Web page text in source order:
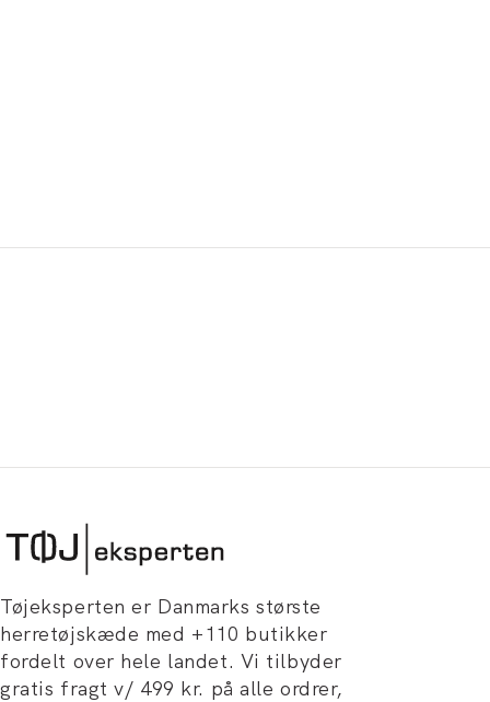
Tøjeksperten er Danmarks største
herretøjskæde med +110 butikker
fordelt over hele landet. Vi tilbyder
gratis fragt v/ 499 kr. på alle ordrer,